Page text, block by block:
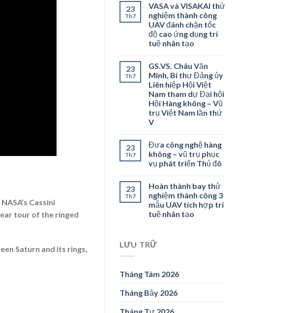
Cassini
tour of the ringed
Saturn and its rings,
23
Th7
VASA và VISAKAI thử
nghiệm thành công
UAV đánh chặn tốc
độ cao ứng dụng trí
tuệ nhân tạo
23
Th7
GS.VS. Châu Văn
Minh, Bí thư Đảng ủy
Liên hiệp Hội Việt
Nam tham dự Đại hội
Hội Hàng không – Vũ
trụ Việt Nam lần thứ
V
23
Th7
Đưa công nghệ hàng
không – vũ trụ phục
vụ phát triển Thủ đô
23
Th7
Hoàn thành bay thử
nghiệm thành công 3
mẫu UAV tích hợp trí
tuệ nhân tạo
LƯU TRỮ
Tháng Tám 2026
Tháng Bảy 2026